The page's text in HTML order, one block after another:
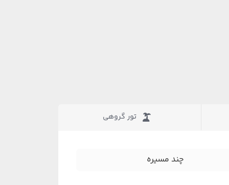
تور گروهی
چند مسیره